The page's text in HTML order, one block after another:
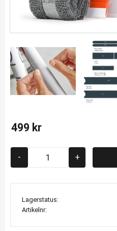
499 kr
+
-
Lagerstatus
Artikelnr